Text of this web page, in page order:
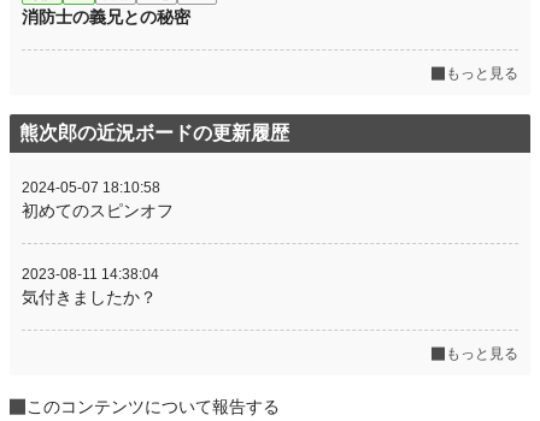
消防士の義兄との秘密
もっと見る
熊次郎の近況ボードの更新履歴
2024-05-07 18:10:58
初めてのスピンオフ
2023-08-11 14:38:04
気付きましたか？
もっと見る
このコンテンツについて報告する